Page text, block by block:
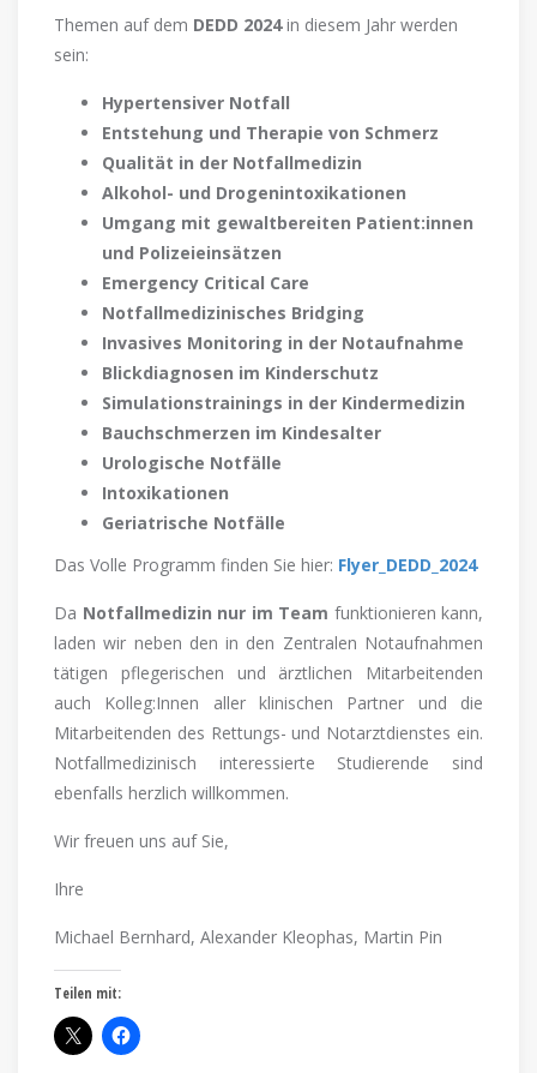
Themen auf dem DEDD 2024in diesem Jahr werden
sein:
Hypertensiver Notfall
Entstehung und Therapie von Schmerz
Qualität in der Notfallmedizin
Alkohol- und Drogenintoxikationen
Umgang mit gewaltbereiten Patient:innen
und Polizeieinsätzen
Emergency Critical Care
Notfallmedizinisches Bridging
Invasives Monitoring in der Notaufnahme
Blickdiagnosen im Kinderschutz
Simulationstrainings in der Kindermedizin
Bauchschmerzen im Kindesalter
Urologische Notfälle
Intoxikationen
Geriatrische Notfälle
Das Volle Programm finden Sie hier: Flyer_DEDD_2024
Da Notfallmedizin nur im Team funktionieren kann,
laden wir neben den in den Zentralen Notaufnahmen
tätigen pflegerischen und ärztlichen Mitarbeitenden
auch Kolleg:Innen aller klinischen Partner und die
Mitarbeitenden des Rettungs- und Notarztdienstes ein.
Notfallmedizinisch interessierte Studierende sind
ebenfalls herzlich willkommen.
Wir freuen uns auf Sie,
Ihre
Michael Bernhard, Alexander Kleophas, Martin Pin
Teilen mit: